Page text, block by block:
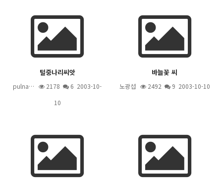
털중나리씨앗
pulna… 2178 6 2003-10-
10
바늘꽃 씨
노광섭 2492 9 2003-10-10